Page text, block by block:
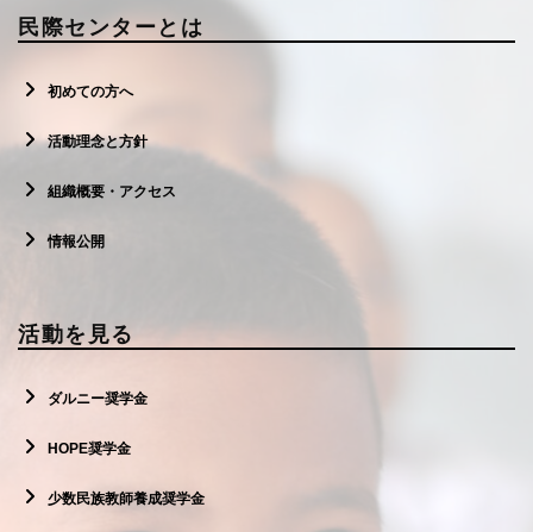
民際センターとは
初めての方へ
活動理念と方針
組織概要・アクセス
情報公開
活動を見る
ダルニー奨学金
HOPE奨学金
少数民族教師養成奨学金